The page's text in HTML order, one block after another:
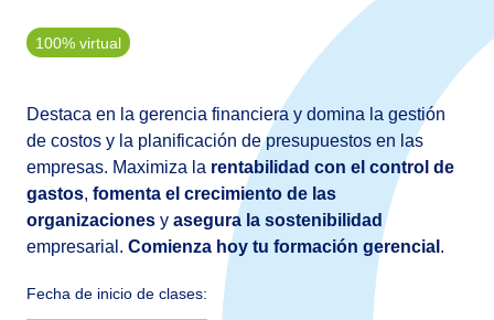
100% virtual
Destaca en la gerencia financiera y domina la gestión
de costos y la planificación de presupuestos en las
empresas. Maximiza la rentabilidad con el control de
gastos, fomenta el crecimiento de las
organizaciones y asegura la sostenibilidad
empresarial. Comienza hoy tu formación gerencial .
Fecha de inicio de clases: